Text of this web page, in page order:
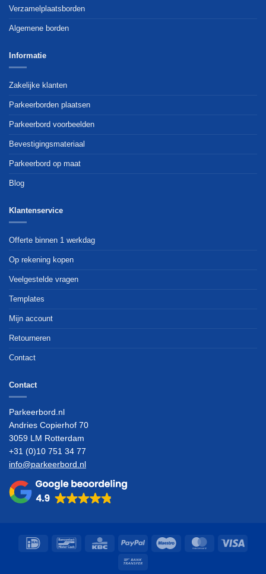
Verzamelplaatsborden
Algemene borden
Informatie
Zakelijke klanten
Parkeerborden plaatsen
Parkeerbord voorbeelden
Bevestigingsmateriaal
Parkeerbord op maat
Blog
Klantenservice
Offerte binnen 1 werkdag
Op rekening kopen
Veelgestelde vragen
Templates
Mijn account
Retourneren
Contact
Contact
Parkeerbord.nl
Andries Copierhof 70
3059 LM Rotterdam
+31 (0)10 751 34 77
info@parkeerbord.nl
IDeal Bancontact KBC PayPal Maestro MasterCard